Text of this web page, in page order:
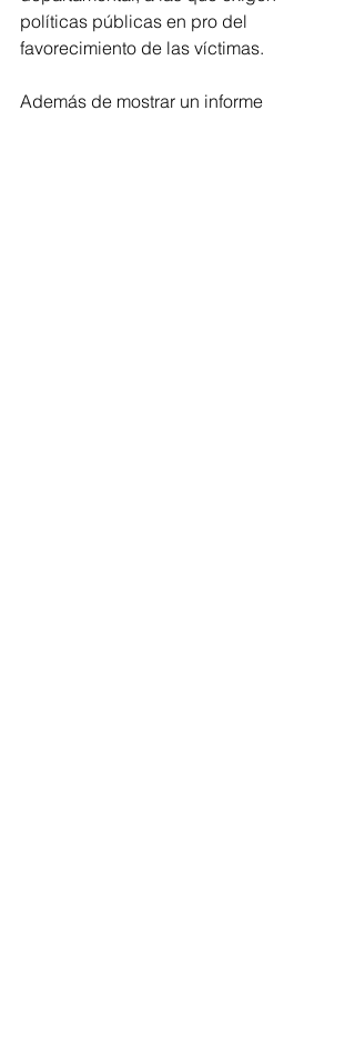
políticas públicas en pro del
favorecimiento de las víctimas.
Además de mostrar un informe